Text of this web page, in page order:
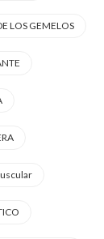
LOS GEMELOS